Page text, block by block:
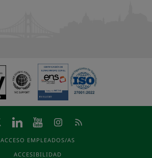
ACCESO EMPLEADOS/AS
ACCESIBILIDAD